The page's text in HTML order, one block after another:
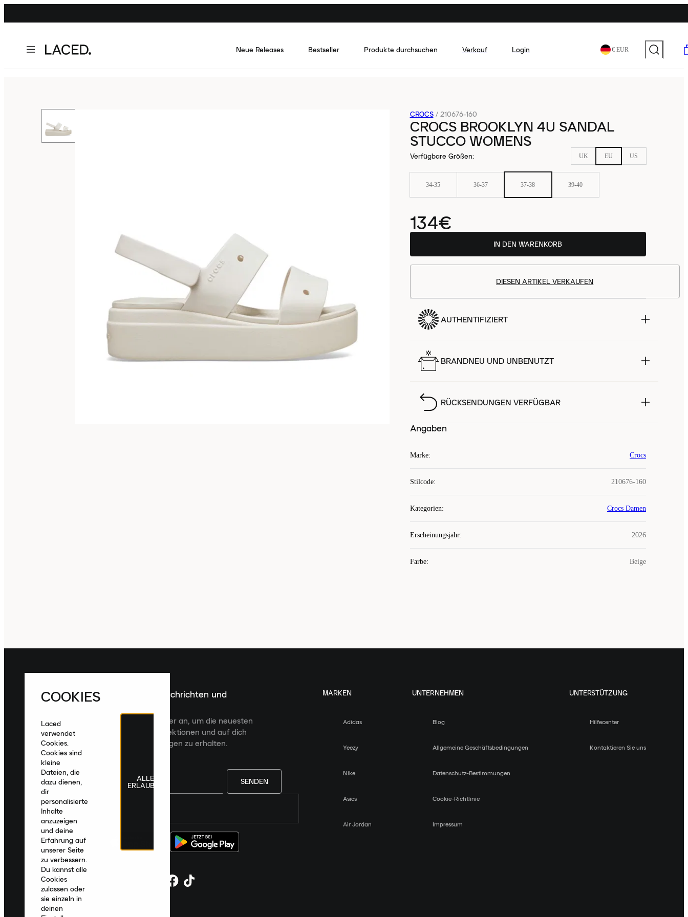
Neue Releases Bestseller Produkte durchsuchen Verkauf Login € EUR
CROCS / 210676-160
CROCS BROOKLYN 4U SANDAL
STUCCO WOMENS
Verfügbare Größen: UK EU US
34-35 36-37 37-38 39-40
134€
IN DEN WARENKORB
DIESEN ARTIKEL VERKAUFEN
AUTHENTIFIZIERT
BRANDNEU UND UNBENUTZT
RÜCKSENDUNGEN VERFÜGBAR
Angaben
Marke: Crocs
Stilcode: 210676-160
Kategorien: Crocs Damen
Erscheinungsjahr: 2026
Farbe: Beige
Melde dich für die neuesten Nachrichten und
Veröffentlichungen an
Melde dich für den Laced Newsletter an, um die neuesten
Veröffentlichungen, kuratierte Kollektionen und auf dich
zugeschnittene Produktempfehlungen zu erhalten.
SENDEN
MARKEN
Adidas
Yeezy
Nike
Asics
Air Jordan
UNTERNEHMEN
Blog
Allgemeine Geschäftsbedingungen
Datenschutz-Bestimmungen
Cookie-Richtlinie
Impressum
UNTERSTÜTZUNG
Hilfecenter
Kontaktieren Sie uns
COOKIES
Laced
verwendet
Cookies.
Cookies sind
kleine
Dateien, die
dazu dienen,
dir
personalisierte
Inhalte
anzuzeigen
und deine
Erfahrung auf
unserer Seite
zu verbessern.
Du kannst alle
Cookies
zulassen oder
sie einzeln in
deinen
ALLE
ERLAUBEN